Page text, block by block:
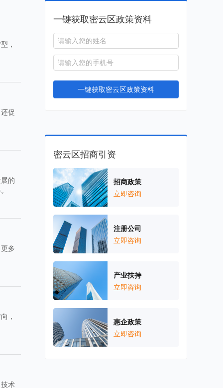
，
促
的
多
，
术
一键获取密云区政策资料
一键获取密云区政策资料
密云区招商引资
招商政策
立即咨询
注册公司
立即咨询
产业扶持
立即咨询
惠企政策
立即咨询